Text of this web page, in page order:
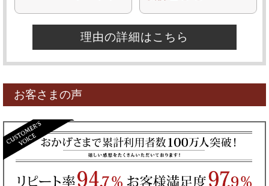
理由の詳細はこちら
お客さまの声